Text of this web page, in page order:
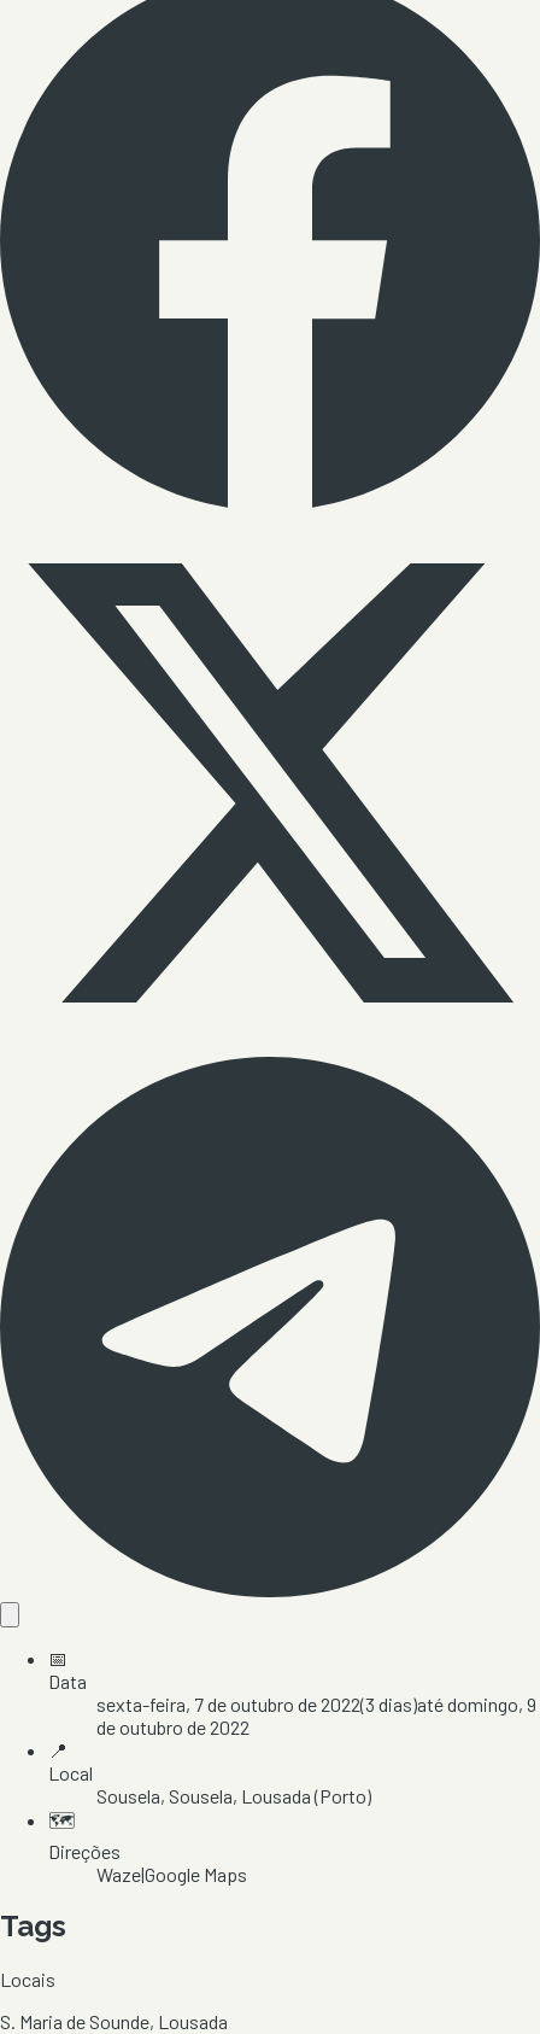
📅
Data
sexta-feira, 7 de outubro de 2022(3 dias)atédomingo, 9
de outubro de 2022
📍
Local
Sousela, Sousela, Lousada(Porto)
🗺️
Direções
Waze|Google Maps
Tags
Locais
S. Maria de Sounde, Lousada